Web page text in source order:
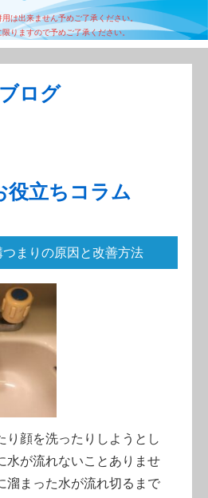
は出来ません予めご了承ください。
りますので予めご了承ください。
ブログ
役立ちコラム
まりの原因と改善方法
り顔を洗ったりしようとし
水が流れないことありませ
溜まった水が流れ切るまで